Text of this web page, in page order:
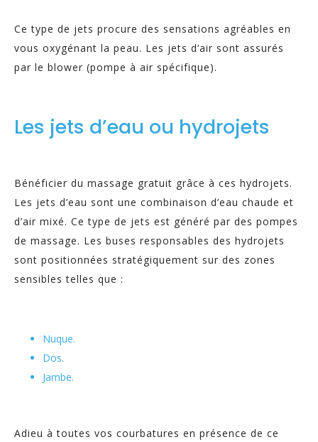
Ce type de jets procure des sensations agréables en
vous oxygénant la peau. Les jets d’air sont assurés
par le blower (pompe à air spécifique).
Les jets d’eau ou hydrojets
Bénéficier du massage gratuit grâce à ces hydrojets.
Les jets d’eau sont une combinaison d’eau chaude et
d’air mixé. Ce type de jets est généré par des pompes
de massage. Les buses responsables des hydrojets
sont positionnées stratégiquement sur des zones
sensibles telles que :
Nuque.
Dos.
Jambe.
Adieu à toutes vos courbatures en présence de ce